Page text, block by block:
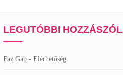
LEGUTÓBBI
Faz Gab - Elérhetőség